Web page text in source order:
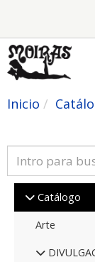
Inicio
Catálogo
Arte